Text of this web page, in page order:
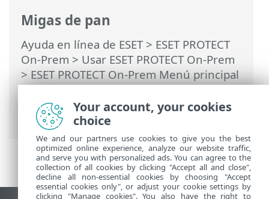
Migas de pan
Ayuda en línea de ESET> ESET PROTECT
On-Prem > Usar ESET PROTECT On-Prem
> ESET PROTECT On-Prem Menú principal
>Más>Certificados>Certificados de
pares> Establecer el nuevo certificado
del servidor ESET PROTECT
Your account, your cookies
choice
We and our partners use cookies to give you the best
optimized online experience, analyze our website traffic,
and serve you with personalized ads. You can agree to the
collection of all cookies by clicking "Accept all and close",
decline all non-essential cookies by choosing "Accept
essential cookies only", or adjust your cookie settings by
clicking "Manage cookies". You also have the right to